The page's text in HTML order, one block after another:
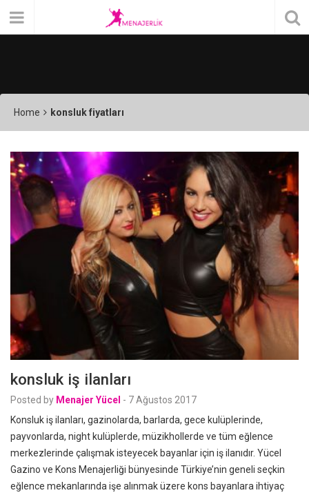
Home konsluk fiyatları
konsluk iş ilanları
Posted by Menajer Yücel - 7 Ağustos 2017
Konsluk iş ilanları, gazinolarda, barlarda, gece kulüplerinde,
payvonlarda, night kulüplerde, müzikhollerde ve tüm eğlence
merkezlerinde çalışmak isteyecek bayanlar için iş ilanıdır. Yücel
Gazino ve Kons Menajerliği bünyesinde Türkiye’nin geneli seçkin
eğlence mekanlarında işe alınmak üzere kons bayanlara ihtiyaç